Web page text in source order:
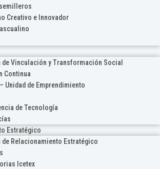
Creativo e Innovador
de Vinculación y Transformación Social
Continua
Unidad de Emprendimiento
de Tecnología
Estratégico
de Relacionamiento Estratégico
Icetex